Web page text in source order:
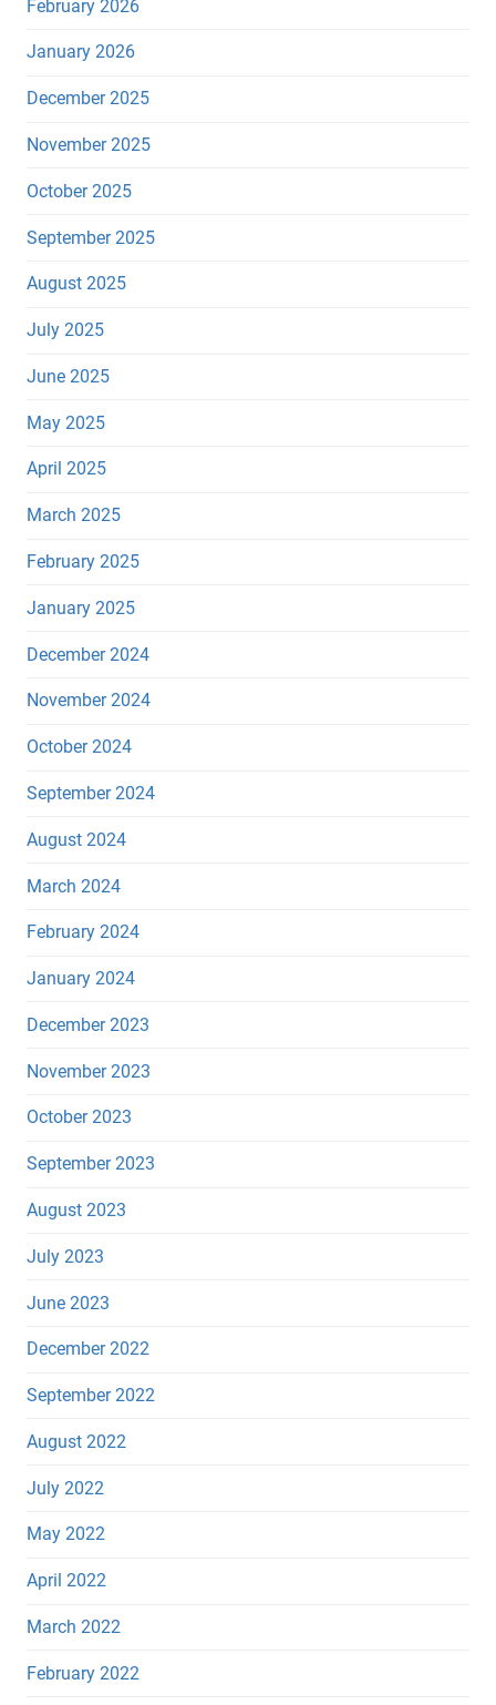
February 2026
January 2026
December 2025
November 2025
October 2025
September 2025
August 2025
July 2025
June 2025
May 2025
April 2025
March 2025
February 2025
January 2025
December 2024
November 2024
October 2024
September 2024
August 2024
March 2024
February 2024
January 2024
December 2023
November 2023
October 2023
September 2023
August 2023
July 2023
June 2023
December 2022
September 2022
August 2022
July 2022
May 2022
April 2022
March 2022
February 2022